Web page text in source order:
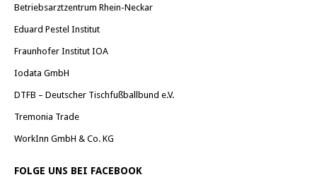
Betriebsarztzentrum Rhein-Neckar
Eduard Pestel Institut
Fraunhofer Institut IOA
Iodata GmbH
DTFB – Deutscher Tischfußballbund e.V.
Tremonia Trade
WorkInn GmbH & Co. KG
FOLGE UNS BEI FACEBOOK